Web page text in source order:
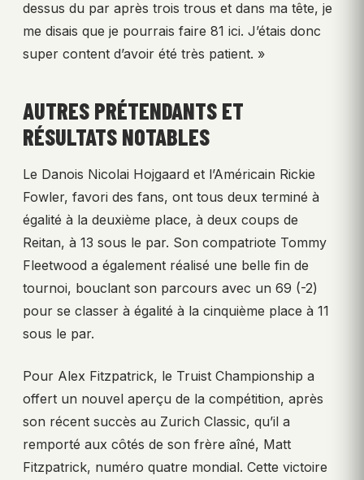
dessus du par après trois trous et dans ma tête, je
me disais que je pourrais faire 81 ici. J’étais donc
super content d’avoir été très patient. »
AUTRES PRÉTENDANTS ET
RÉSULTATS NOTABLES
Le Danois Nicolai Hojgaard et l’Américain Rickie
Fowler, favori des fans, ont tous deux terminé à
égalité à la deuxième place, à deux coups de
Reitan, à 13 sous le par. Son compatriote Tommy
Fleetwood a également réalisé une belle fin de
tournoi, bouclant son parcours avec un 69 (-2)
pour se classer à égalité à la cinquième place à 11
sous le par.
Pour Alex Fitzpatrick, le Truist Championship a
offert un nouvel aperçu de la compétition, après
son récent succès au Zurich Classic, qu’il a
remporté aux côtés de son frère aîné, Matt
Fitzpatrick, numéro quatre mondial. Cette victoire